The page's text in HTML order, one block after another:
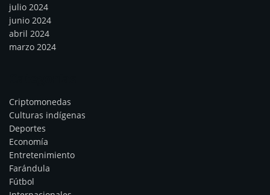
julio 2024
junio 2024
abril 2024
marzo 2024
Criptomonedas
Culturas indígenas
Deportes
Economía
Entretenimiento
Farándula
Fútbol